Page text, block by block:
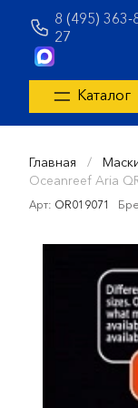
8 (495) 363-
27
Каталог
Главная /
Oceanreef Aria
Арт: OR019071